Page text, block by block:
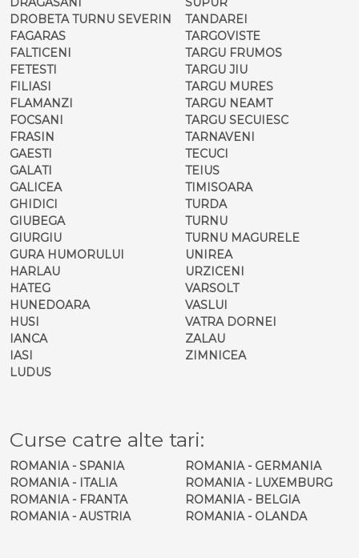
DROBETA TURNU SEVERIN
FAGARAS
FALTICENI
FETESTI
FILIASI
FLAMANZI
FOCSANI
FRASIN
GAESTI
GALATI
GALICEA
GHIDICI
GIUBEGA
GIURGIU
GURA HUMORULUI
HARLAU
HATEG
HUNEDOARA
HUSI
IANCA
IASI
LUDUS
TANDAREI
TARGOVISTE
TARGU FRUMOS
TARGU JIU
TARGU MURES
TARGU NEAMT
TARGU SECUIESC
TARNAVENI
TECUCI
TEIUS
TIMISOARA
TURDA
TURNU
TURNU MAGURELE
UNIREA
URZICENI
VARSOLT
VASLUI
VATRA DORNEI
ZALAU
ZIMNICEA
Curse catre alte tari:
ROMANIA - SPANIA
ROMANIA - ITALIA
ROMANIA - FRANTA
ROMANIA - AUSTRIA
ROMANIA - GERMANIA
ROMANIA - LUXEMBURG
ROMANIA - BELGIA
ROMANIA - OLANDA